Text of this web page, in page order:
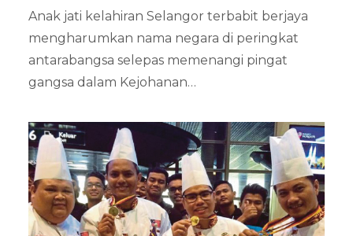
Anak jati kelahiran Selangor terbabit berjaya
mengharumkan nama negara di peringkat
antarabangsa selepas memenangi pingat
gangsa dalam Kejohanan…